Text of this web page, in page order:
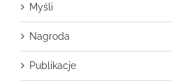
Myśli
Nagroda
Publikacje